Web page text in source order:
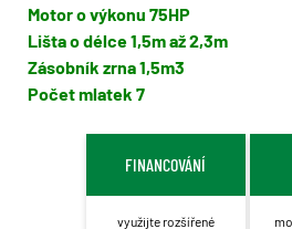
Motor o výkonu 75HP
Lišta o délce 1,5m až 2,3m
Zásobník zrna 1,5m3
Počet mlatek 7
FINANCOVÁNÍ
využijte rozšířené